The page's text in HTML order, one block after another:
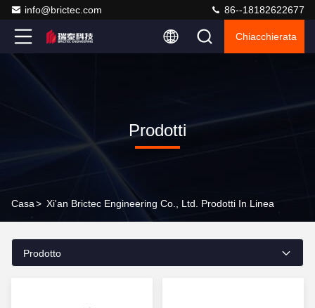
info@brictec.com 86--18182622677
Chiacchierata
Prodotti
Casa> Xi'an Brictec Engineering Co., Ltd. Prodotti In Linea
Prodotto